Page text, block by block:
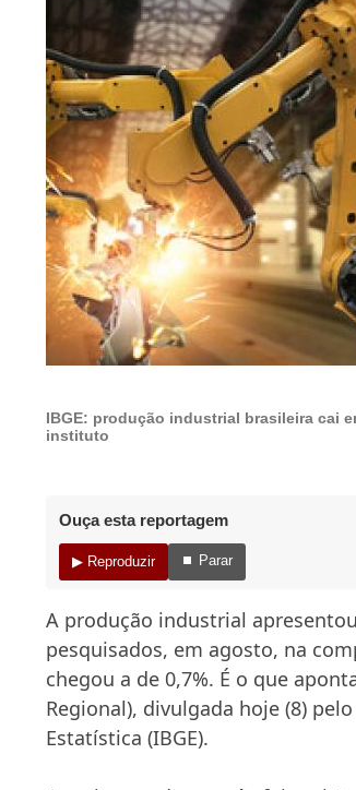
IBGE: produção industrial brasileira cai
instituto
Ouça esta reportagem
▶ Reproduzir ⏹ Parar
A produção industrial
pesquisados, em agosto, na
chegou a de 0,7%. É o que
Regional), divulgada hoje (8)
Estatística (IBGE).